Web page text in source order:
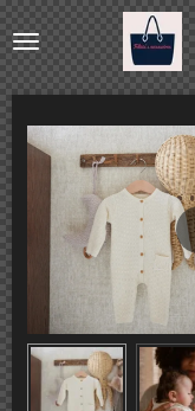
direct
hoofdinhoud